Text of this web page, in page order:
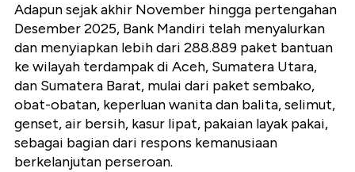
Adapun sejak akhir November hingga pertengahan
Desember 2025, Bank Mandiri telah menyalurkan
dan menyiapkan lebih dari 288.889 paket bantuan
ke wilayah terdampak di Aceh, Sumatera Utara,
dan Sumatera Barat, mulai dari paket sembako,
obat-obatan, keperluan wanita dan balita, selimut,
genset, air bersih, kasur lipat, pakaian layak pakai,
sebagai bagian dari respons kemanusiaan
berkelanjutan perseroan.